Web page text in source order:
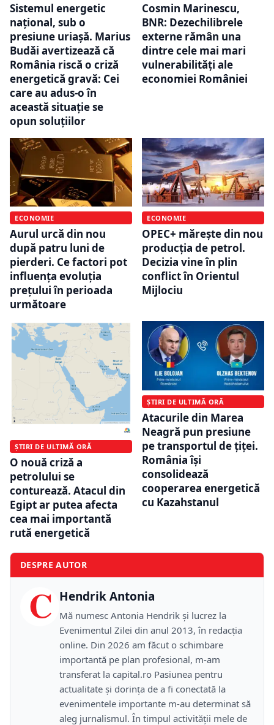
Sistemul energetic
național, sub o
presiune uriașă. Marius
Budăi avertizează că
România riscă o criză
energetică gravă: Cei
care au adus-o în
această situație se
opun soluțiilor
Cosmin Marinescu,
BNR: Dezechilibrele
externe rămân una
dintre cele mai mari
vulnerabilități ale
economiei României
ECONOMIE
Aurul urcă din nou
după patru luni de
pierderi. Ce factori pot
influența evoluția
prețului în perioada
următoare
ECONOMIE
OPEC+ mărește din nou
producția de petrol.
Decizia vine în plin
conflict în Orientul
Mijlociu
ȘTIRI DE ULTIMĂ ORĂ
O nouă criză a
petrolului se
conturează. Atacul din
Egipt ar putea afecta
cea mai importantă
rută energetică
ȘTIRI DE ULTIMĂ ORĂ
Atacurile din Marea
Neagră pun presiune
pe transportul de țiței.
România își
consolidează
cooperarea energetică
cu Kazahstanul
DESPRE AUTOR
C Hendrik Antonia
Mă numesc Antonia Hendrik și lucrez la
Evenimentul Zilei din anul 2013, în redacția
online. Din 2026 am făcut o schimbare
importantă pe plan profesional, m-am
transferat la capital.ro Pasiunea pentru
actualitate și dorința de a fi conectată la
evenimentele importante m-au determinat să
aleg jurnalismul. În timpul activității mele de